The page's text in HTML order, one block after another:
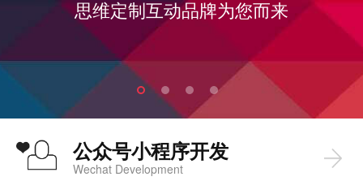
思维定制互动品牌为您而来
公众号小程序开发
Wechat Development